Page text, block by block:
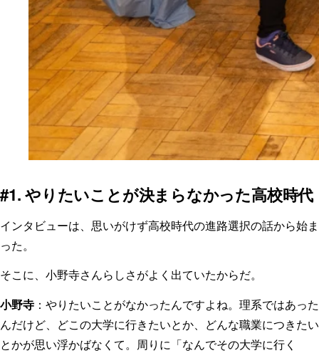
#1. やりたいことが決まらなかった高校時代
インタビューは、思いがけず高校時代の進路選択の話から始ま
った。
そこに、小野寺さんらしさがよく出ていたからだ。
小野寺 ：やりたいことがなかったんですよね。理系ではあった
んだけど、どこの大学に行きたいとか、どんな職業につきたい
とかが思い浮かばなくて。周りに「なんでその大学に行く